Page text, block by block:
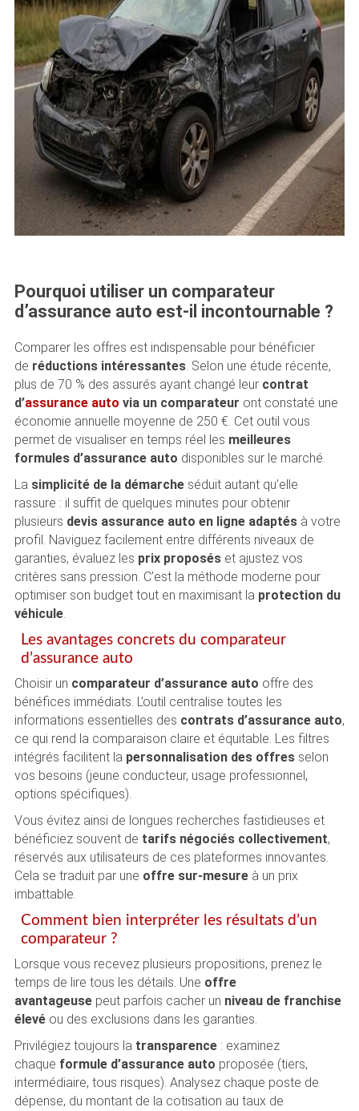
Pourquoi utiliser un comparateur
d’assurance auto est-il incontournable ?
Comparer les offres est indispensable pour bénéficier
de réductions intéressantes. Selon une étude récente,
plus de 70 % des assurés ayant changé leur contrat
d’assurance auto via un comparateur ont constaté une
économie annuelle moyenne de 250 €. Cet outil vous
permet de visualiser en temps réel les meilleures
formules d’assurance auto disponibles sur le marché.
La simplicité de la démarcheséduit autant qu’elle
rassure : il suffit de quelques minutes pour obtenir
plusieurs devis assurance auto en ligne adaptésà votre
profil. Naviguez facilement entre différents niveaux de
garanties, évaluez les prix proposéset ajustez vos
critères sans pression. C’est la méthode moderne pour
optimiser son budget tout en maximisant la protection du
véhicule.
Les avantages concrets du comparateur
d’assurance auto
Choisir un comparateur d’assurance auto offre des
bénéfices immédiats. L’outil centralise toutes les
informations essentielles des contrats d’assurance auto,
ce qui rend la comparaison claire et équitable. Les filtres
intégrés facilitent la personnalisation des offresselon
vos besoins (jeune conducteur, usage professionnel,
options spécifiques).
Vous évitez ainsi de longues recherches fastidieuses et
bénéficiez souvent de tarifs négociés collectivement,
réservés aux utilisateurs de ces plateformes innovantes.
Cela se traduit par une offre sur-mesureà un prix
imbattable.
Comment bien interpréter les résultats d’un
comparateur ?
Lorsque vous recevez plusieurs propositions, prenez le
temps de lire tous les détails. Une offre
avantageusepeut parfois cacher un niveau de franchise
élevéou des exclusions dans les garanties.
Privilégiez toujours la transparence: examinez
chaque formule d’assurance auto proposée (tiers,
intermédiaire, tous risques). Analysez chaque poste de
dépense, du montant de la cotisation au taux de